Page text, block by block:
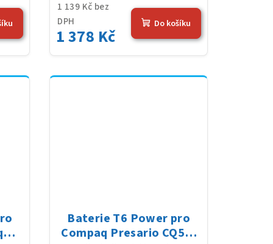
1 139 Kč bez
DPH
1 378 Kč
Do košíku
Baterie T6 Power pro
Compaq Presario CQ56-